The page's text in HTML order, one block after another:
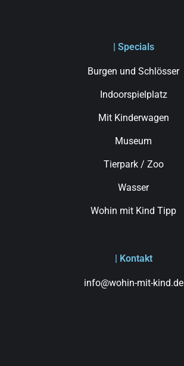
| Specials
Burgen und Schlösser
Indoorspielplatz
Mit Kinderwagen
Museum
Tierpark / Zoo
Wasser
Wohin mit Kind Tipp
| Kontakt
info@wohin-mit-kind.de